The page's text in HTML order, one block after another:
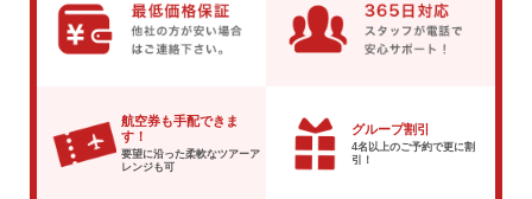
航空券も手配できま
す！
要望に沿った柔軟なツアーア
レンジも可
グループ割引
4名以上のご予約で更に割
引！